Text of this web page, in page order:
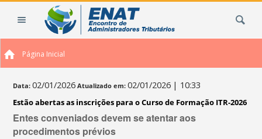
Página Inicial
Data: 02/01/2026 Atualizado em: 02/01/2026 | 10:33
Estão abertas as inscrições para o Curso de Formação ITR-2026
Entes conveniados devem se atentar aos
procedimentos prévios